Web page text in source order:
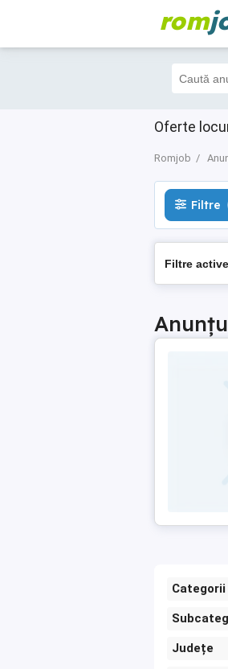
rom
Oferte
Romjob
Filtre 3
Filtre
Filtre
Categorii
Județe